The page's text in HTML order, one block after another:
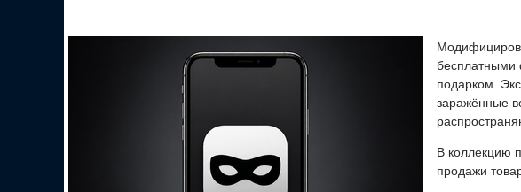
бесплатными
подарком.
заражённые
В коллекцию
продажи